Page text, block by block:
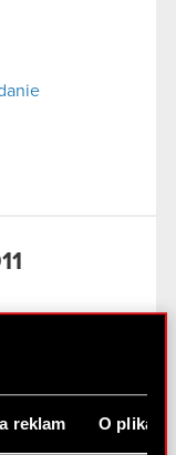
reklam O
kadencji